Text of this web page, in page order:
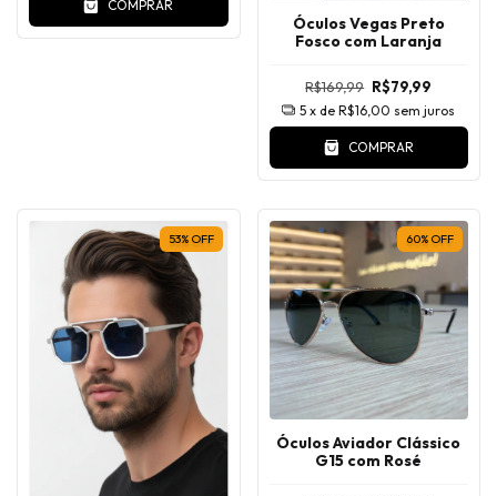
COMPRAR
Óculos Vegas Preto
Fosco com Laranja
R$169,99 R$79,99
5 x deR$16,00 sem juros
COMPRAR
53% OFF 60% OFF
Óculos Aviador Clássico
G15 com Rosé